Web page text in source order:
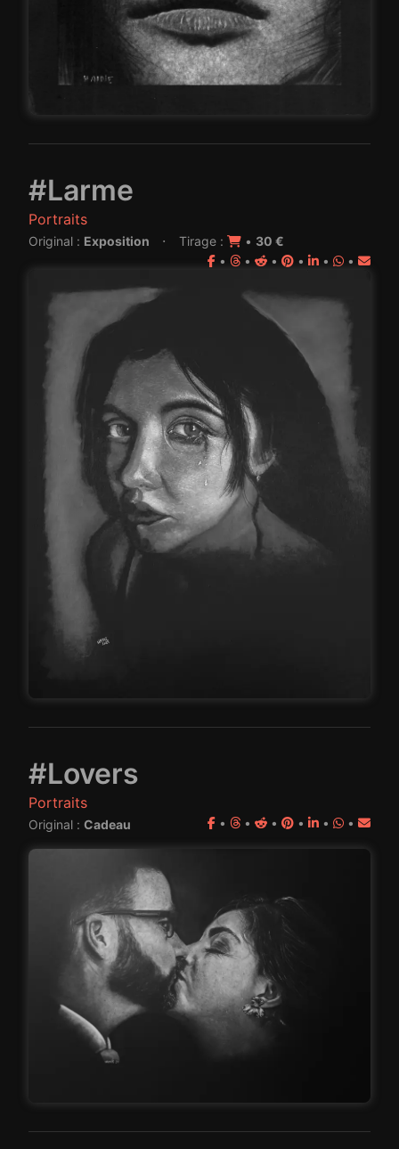
#Larme
Portraits
Original : Exposition · Tirage : • 30 €
•
• • • • •
#Lovers
Portraits
Original : Cadeau • • • • • •